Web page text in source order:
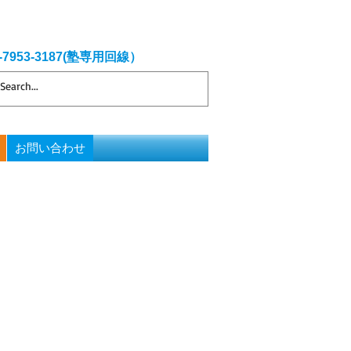
3187(塾専用回線）
お問い合わせ